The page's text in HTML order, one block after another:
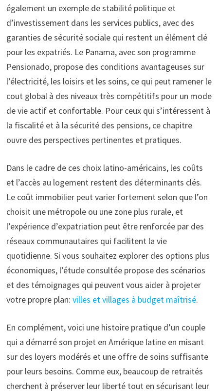
également un exemple de stabilité politique et
d’investissement dans les services publics, avec des
garanties de sécurité sociale qui restent un élément clé
pour les expatriés. Le Panama, avec son programme
Pensionado, propose des conditions avantageuses sur
l’électricité, les loisirs et les soins, ce qui peut ramener le
cout global à des niveaux très compétitifs pour un mode
de vie actif et confortable. Pour ceux qui s’intéressent à
la fiscalité et à la sécurité des pensions, ce chapitre
ouvre des perspectives pertinentes et pratiques.
Dans le cadre de ces choix latino-américains, les coûts
et l’accès au logement restent des déterminants clés.
Le coût immobilier peut varier fortement selon que l’on
choisit une métropole ou une zone plus rurale, et
l’expérience d’expatriation peut être renforcée par des
réseaux communautaires qui facilitent la vie
quotidienne. Si vous souhaitez explorer des options plus
économiques, l’étude consultée propose des scénarios
et des témoignages qui peuvent vous aider à projeter
votre propre plan: villes et villages à budget maîtrisé.
En complément, voici une histoire pratique d’un couple
qui a démarré son projet en Amérique latine en misant
sur des loyers modérés et une offre de soins suffisante
pour leurs besoins. Comme eux, beaucoup de retraités
cherchent à préserver leur liberté tout en sécurisant leur